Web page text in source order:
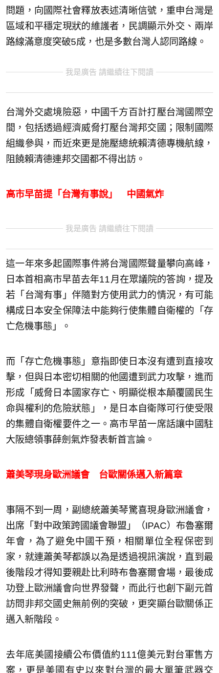
問題，向國際社會釋放表述清晰信號，重申台灣是
區域和平穩定現狀的維護者，民調顯示外交、兩岸
路線滿意度突破5成，也是多數台灣人認同路線。
我是廣告 請繼續往下閱讀
台灣外交處境險惡，中國千方百計打壓台灣國際空
間，包括透過經濟威脅打壓台灣邦交國；限制國際
組織參與，而近來更是施壓總統賴清德專機航線，
阻饒賴清德連邦交國都不得出訪。
高市早苗提「台灣有事說」 中國氣炸
我是廣告 請繼續往下閱讀
這一年來多起國際事件將台灣國際聲量攀向高峰，
日本首相高市早苗去年11月在眾議院的答詢，提及
若「台灣有事」伴隨對方使用武力的情況，有可能
構成日本安全保障法中能夠行使集體自衛權的「存
亡危機事態」。
而「存亡危機事態」意指即使日本沒有遭到直接攻
擊，但與日本密切相關的他國遭到武力攻擊，進而
形成「威脅日本國家存亡、明顯從根本顛覆國民生
命與權利的危險狀態」，是日本自衛隊可行使受限
的集體自衛權要件之一。高市早苗一席話讓中國駐
大阪總領事薛劍氣炸發表斬首言論。
蕭美琴現身歐洲議會 台歐關係邁入新篇章
事隔不到一周，副總統蕭美琴驚喜現身歐洲議會，
出席「對中政策跨國議會聯盟」（IPAC）布魯塞爾
年會，為了避免中國干預，相關單位全程保密到
家，就連蕭美琴都誤以為是透過視訊演說，直到最
後階段才得知要親赴比利時布魯塞爾會場，最後成
功登上歐洲議會向世界發聲，而此行也創下副元首
訪問非邦交國史無前例的突破，更突顯台歐關係正
邁入新階段。
去年底美國接續公布價值約111億美元對台軍售方
案，更是美國有史以來對台灣的最大單筆武器交